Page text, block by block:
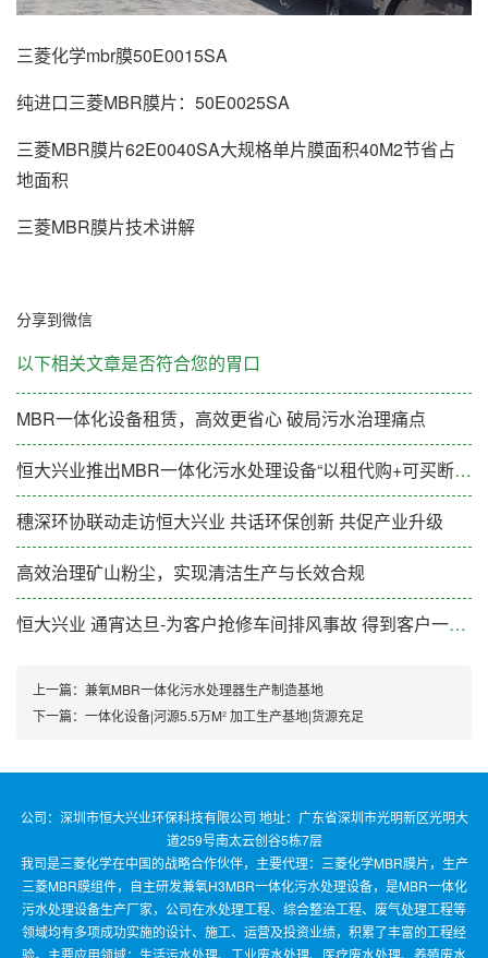
三菱化学mbr膜50E0015SA
纯进口三菱MBR膜片：50E0025SA
三菱MBR膜片62E0040SA大规格单片膜面积40M2节省占
地面积
三菱MBR膜片技术讲解
分享到微信
以下相关文章是否符合您的胃口
MBR一体化设备租赁，高效更省心 破局污水治理痛点
恒大兴业推出MBR一体化污水处理设备“以租代购+可买断”新模式
穗深环协联动走访恒大兴业 共话环保创新 共促产业升级
高效治理矿山粉尘，实现清洁生产与长效合规
恒大兴业 通宵达旦-为客户抢修车间排风事故 得到客户一致好评
上一篇： 兼氧MBR一体化污水处理器生产制造基地
下一篇： 一体化设备|河源5.5万M² 加工生产基地|货源充足
公司：深圳市恒大兴业环保科技有限公司 地址：广东省深圳市光明新区光明大
道259号南太云创谷5栋7层
我司是三菱化学在中国的战略合作伙伴，主要代理：三菱化学MBR膜片，生产
三菱MBR膜组件，自主研发兼氧H3MBR一体化污水处理设备，是MBR一体化
污水处理设备生产厂家，公司在水处理工程、综合整治工程、废气处理工程等
领域均有多项成功实施的设计、施工、运营及投资业绩，积累了丰富的工程经